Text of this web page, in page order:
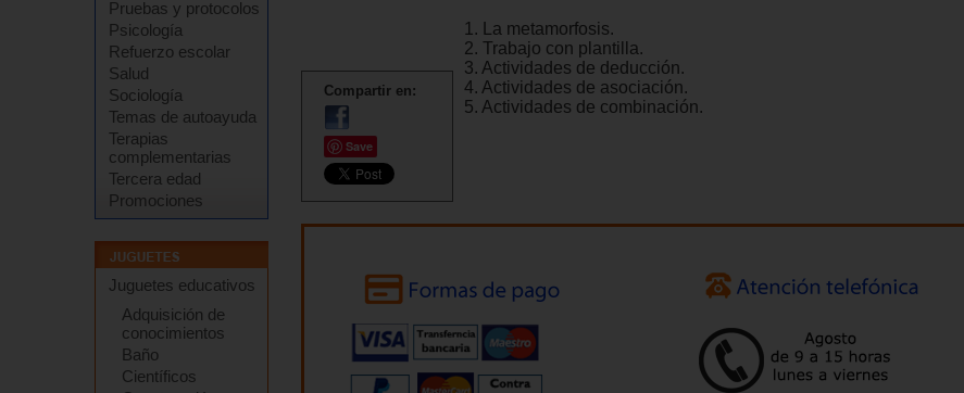
Pruebas y protocolos
Psicología
Refuerzo escolar
Salud
Sociología
Temas de autoayuda
Terapias
complementarias
Tercera edad
Promociones
Juguetes educativos
Adquisición de
conocimientos
Baño
Científicos
Compartir en:
Save
1. La metamorfosis.
2. Trabajo con plantilla.
3. Actividades de deducción.
4. Actividades de asociación.
5. Actividades de combinación.